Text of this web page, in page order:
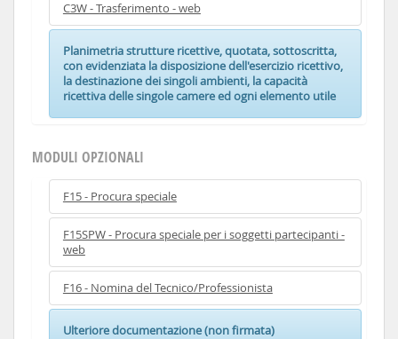
C3W - Trasferimento - web
Planimetria strutture ricettive, quotata, sottoscritta,
con evidenziata la disposizione dell'esercizio ricettivo,
la destinazione dei singoli ambienti, la capacità
ricettiva delle singole camere ed ogni elemento utile
MODULI OPZIONALI
F15 - Procura speciale
F15SPW - Procura speciale per i soggetti partecipanti -
web
F16 - Nomina del Tecnico/Professionista
Ulteriore documentazione (non firmata)